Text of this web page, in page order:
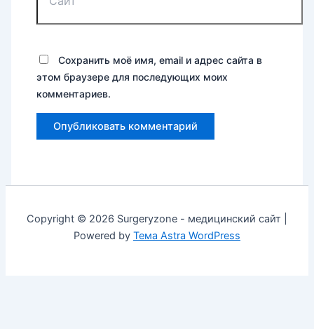
Сохранить моё имя, email и адрес сайта в
этом браузере для последующих моих
комментариев.
Copyright © 2026 Surgeryzone - медицинский сайт |
Powered by Тема Astra WordPress